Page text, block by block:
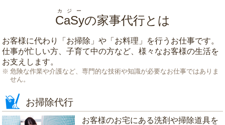
CaSy
カジー
の家事代行とは
お客様に代わり「 お掃除 」や「 お料理 」を行うお仕事です。
仕事が忙しい方、子育て中の方など、様々なお客様の生活を
お支えします。
危険な作業や介護など、専門的な技術や知識が必要なお仕事ではありま
せん。
お掃除代行
お客様のお宅にある洗剤や掃除道具を